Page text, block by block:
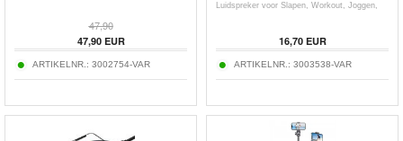
47,90
47,90EUR
ARTIKELNR.: 3002754-VAR
Luidspreker voor Slapen, Workout, Joggen,
16,70EUR
ARTIKELNR.: 3003538-VAR